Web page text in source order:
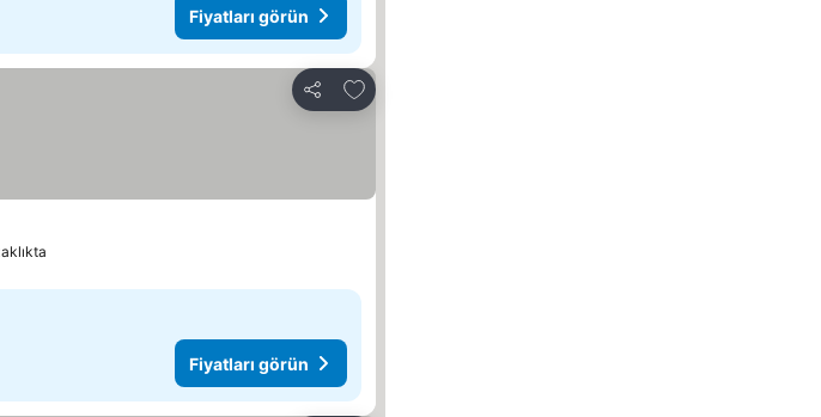
Fiyatları görün
Paylaş
Favorilerime ekle
Fiyatları görün